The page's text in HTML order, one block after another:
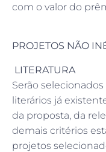
com o valor do
PROJETOS NÃO
LITERATURA
Serão
literários já
da proposta, da
demais critérios
projetos